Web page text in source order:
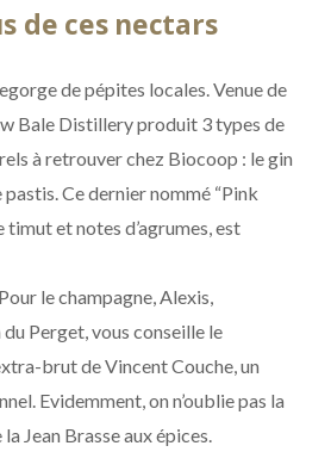
de ces nectars
de pépites locales. Venue de
Bale Distillery produit 3 types de
à retrouver chez Biocoop : le gin
Ce dernier nommé “Pink
timut et notes d’agrumes, est
le champagne, Alexis,
Perget, vous conseille le
brut de Vincent Couche, un
Evidemment, on n’oublie pas la
Jean Brasse aux épices.